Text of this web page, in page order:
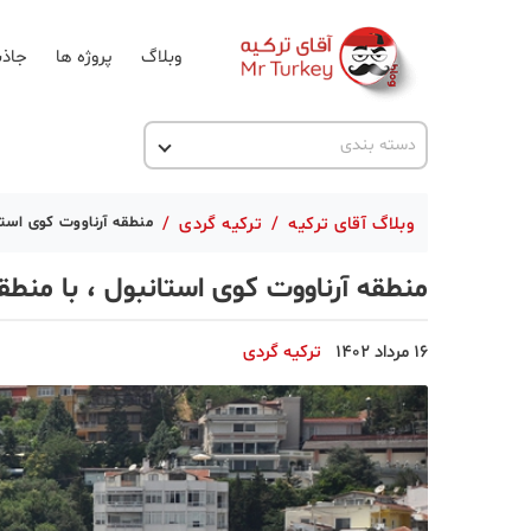
وبلاگ پروژه ها
دسته بندی
اخبار ترکیه
ترکیه گردی
جاذبه گردشگری
حقوقی
دانستنی
دکوراسیون
وبلاگ آقای ترکیه / ترکیه گردی / منطقه آرناووت کوی
منطقه آرناووت کوی استانبول ، با
16 مرداد 1402 ترکیه گردی